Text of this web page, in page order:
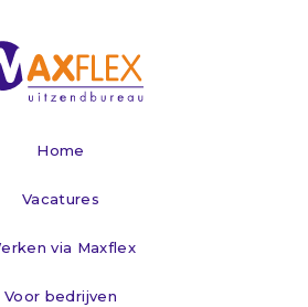
Home
Vacatures
via Maxflex
Voor bedrijven